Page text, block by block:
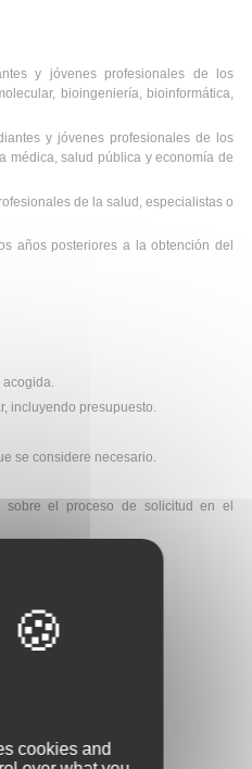
y jóvenes profesionales de los
bioingeniería, bioinformática,
y jóvenes profesionales de los
médica, salud pública y economía de
de la salud, especialistas o
años posteriores a la obtención del
acogida.
incluyendo presupuesto.
se considere necesario.
sobre el proceso de solicitud en el
cookies and